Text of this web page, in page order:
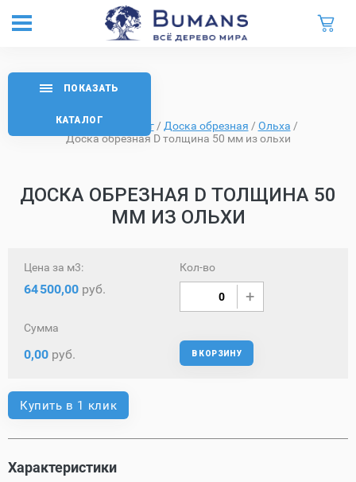
Главная Каталог / Доска обрезная / Ольха /
Доска обрезная D толщина 50 мм из ольхи
ДОСКА ОБРЕЗНАЯ D ТОЛЩИНА 50
ММ ИЗ ОЛЬХИ
ПОКАЗАТЬ
КАТАЛОГ
Цена за м3:
64500,00 руб.
Кол-во
Сумма
0,00 руб. В КОРЗИНУ
Купить в 1 клик
Характеристики